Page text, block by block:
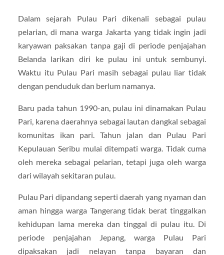
Dalam sejarah Pulau Pari dikenali sebagai pulau
pelarian, di mana warga Jakarta yang tidak ingin jadi
karyawan paksakan tanpa gaji di periode penjajahan
Belanda larikan diri ke pulau ini untuk sembunyi.
Waktu itu Pulau Pari masih sebagai pulau liar tidak
dengan penduduk dan berlum namanya.
Baru pada tahun 1990-an, pulau ini dinamakan Pulau
Pari, karena daerahnya sebagai lautan dangkal sebagai
komunitas ikan pari. Tahun jalan dan Pulau Pari
Kepulauan Seribu mulai ditempati warga. Tidak cuma
oleh mereka sebagai pelarian, tetapi juga oleh warga
dari wilayah sekitaran pulau.
Pulau Pari dipandang seperti daerah yang nyaman dan
aman hingga warga Tangerang tidak berat tinggalkan
kehidupan lama mereka dan tinggal di pulau itu. Di
periode penjajahan Jepang, warga Pulau Pari
dipaksakan jadi nelayan tanpa bayaran dan